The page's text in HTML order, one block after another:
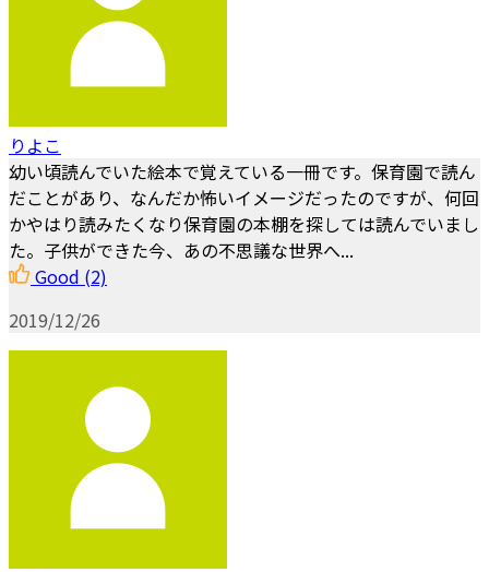
りよこ
幼い頃読んでいた絵本で覚えている一冊です。保育園で読ん
だことがあり、なんだか怖いイメージだったのですが、何回
かやはり読みたくなり保育園の本棚を探しては読んでいまし
た。子供ができた今、あの不思議な世界へ...
Good (2)
2019/12/26